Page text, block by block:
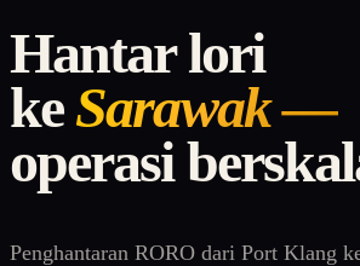
Hantar lori
keSarawak —
operasi
Penghantaran RORO dari Port Klang